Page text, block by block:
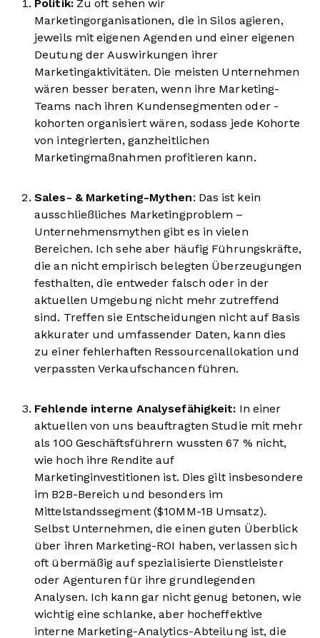
Politik:Zu oft sehen wir
Marketingorganisationen, die in Silos agieren,
jeweils mit eigenen Agenden und einer eigenen
Deutung der Auswirkungen ihrer
Marketingaktivitäten. Die meisten Unternehmen
wären besser beraten, wenn ihre Marketing-
Teams nach ihren Kundensegmenten oder -
kohorten organisiert wären, sodass jede Kohorte
von integrierten, ganzheitlichen
Marketingmaßnahmen profitieren kann.
Sales- & Marketing-Mythen: Das ist kein
ausschließliches Marketingproblem –
Unternehmensmythen gibt es in vielen
Bereichen. Ich sehe aber häufig Führungskräfte,
die an nicht empirisch belegten Überzeugungen
festhalten, die entweder falsch oder in der
aktuellen Umgebung nicht mehr zutreffend
sind. Treffen sie Entscheidungen nicht auf Basis
akkurater und umfassender Daten, kann dies
zu einer fehlerhaften Ressourcenallokation und
verpassten Verkaufschancen führen.
Fehlende interne Analysefähigkeit: In einer
aktuellen von uns beauftragten Studie mit mehr
als 100 Geschäftsführern wussten 67 % nicht,
wie hoch ihre Rendite auf
Marketinginvestitionen ist. Dies gilt insbesondere
im B2B-Bereich und besonders im
Mittelstandssegment ($10MM-1B Umsatz).
Selbst Unternehmen, die einen guten Überblick
über ihren Marketing-ROI haben, verlassen sich
oft übermäßig auf spezialisierte Dienstleister
oder Agenturen für ihre grundlegenden
Analysen. Ich kann gar nicht genug betonen, wie
wichtig eine schlanke, aber hocheffektive
interne Marketing-Analytics-Abteilung ist, die